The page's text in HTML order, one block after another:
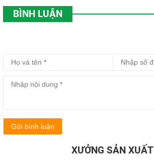
BÌNH LUẬN
Gửi bình luận
XƯỞNG SẢN XUẤT